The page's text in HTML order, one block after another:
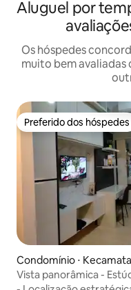
Aluguel por
Os hóspedes
muito bem avaliadas
Preferido dos hóspedes
Preferido dos hóspedes
Condomínio ⋅
wokwaru
Vista panorâmica -